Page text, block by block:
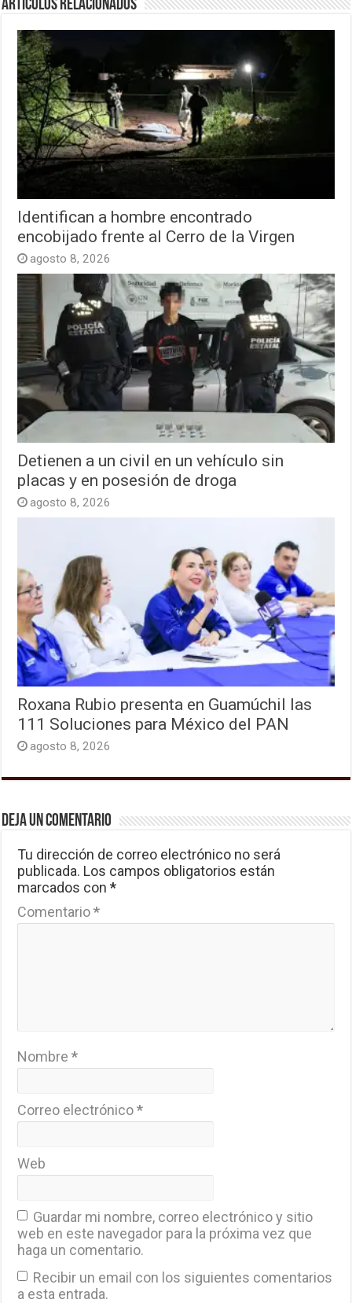
Artículos relacionados
Identifican a hombre encontrado
encobijado frente al Cerro de la Virgen
agosto 8, 2026
Detienen a un civil en un vehículo sin
placas y en posesión de droga
agosto 8, 2026
Roxana Rubio presenta en Guamúchil las
111 Soluciones para México del PAN
agosto 8, 2026
Deja un comentario
Tu dirección de correo electrónico no será
publicada. Los campos obligatorios están
marcados con*
Comentario*
Nombre*
Correo electrónico*
Web
Guardar mi nombre, correo electrónico y sitio
web en este navegador para la próxima vez que
haga un comentario.
Recibir un email con los siguientes comentarios
a esta entrada.